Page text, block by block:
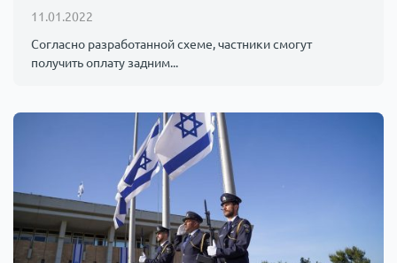
11.01.2022
Согласно разработанной схеме, частники смогут
получить оплату задним...